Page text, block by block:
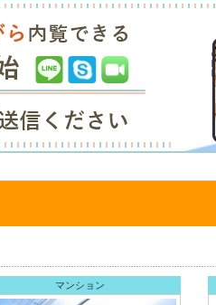
マンション